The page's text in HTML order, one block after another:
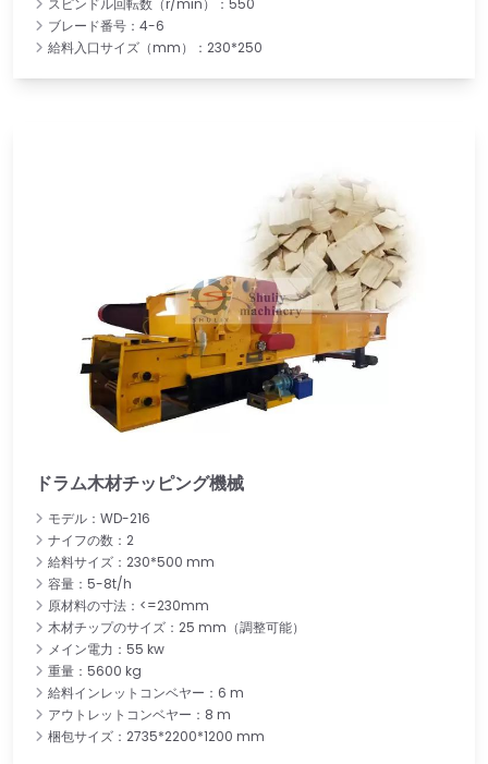
ブレード番号：4-6
給料入口サイズ（mm）：230*250
ドラム木材チッピング機械
モデル：WD-216
ナイフの数：2
給料サイズ：230*500 mm
容量：5-8t/h
原材料の寸法：<=230mm
木材チップのサイズ：25 mm（調整可能）
メイン電力：55 kw
重量：5600 kg
給料インレットコンベヤー：6 m
アウトレットコンベヤー：8 m
梱包サイズ：2735*2200*1200 mm